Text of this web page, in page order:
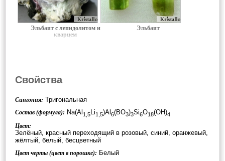
Эльбаит с лепидолитом и
кварцем
Эльбаит
Свойства
Сингония: Тригональная
Состав (формула): Na(Al1,5Li1,5)Al6(BO3)3Si6O18(OH)4
Цвет:
Зелёный, красный переходящий в розовый, синий, оранжевый,
жёлтый, белый, бесцветный
Цвет черты (цвет в порошке): Белый